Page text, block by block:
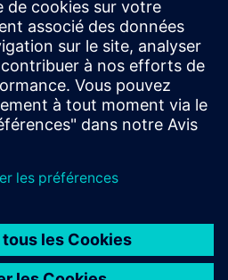
personnalisée ? Après avoir fourni
vous enverrons immédiatement
adresse électronique.